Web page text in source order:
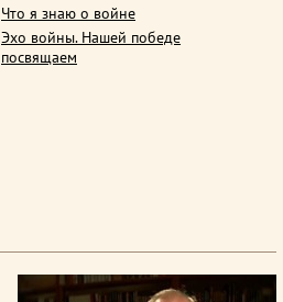
Что я знаю о войне
Эхо войны. Нашей победе
посвящаем